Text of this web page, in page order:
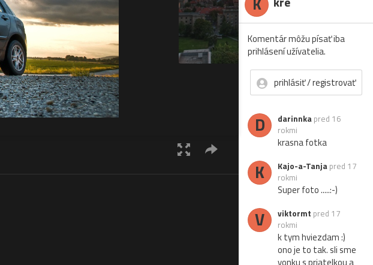
Komentár môžu písať iba
prihlásení užívatelia.
prihlásiť / registrovať
D darinnka pred 16
rokmi
krasna fotka
K Kajo-a-Tanja pred 17
rokmi
Super foto .....:-)
V viktormt pred 17
rokmi
k tym hviezdam :)
ono je to tak. sli sme